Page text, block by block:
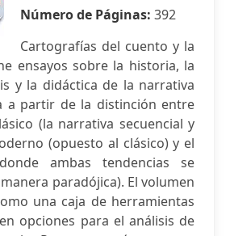
Número de Páginas: 392
Cartografías del cuento y la
ensayos sobre la historia, la
y la didáctica de la narrativa
a partir de la distinción entre
(la narrativa secuencial y
(opuesto al clásico) y el
ambas tendencias se
paradójica). El volumen
una caja de herramientas
opciones para el análisis de